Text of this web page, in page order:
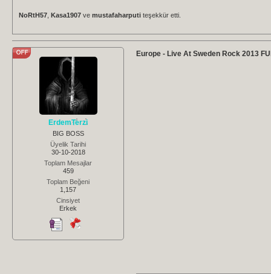
NoRtH57 Kasa1907 ve mustafaharputi teşekkür etti.
ErdemTerzi
BIG BOSS
Üyelik Tarihi
30-10-2018
Toplam Mesajlar
459
Toplam Beğeni
1,157
Cinsiyet
Erkek
Europe - Live At Sweden Rock 2013